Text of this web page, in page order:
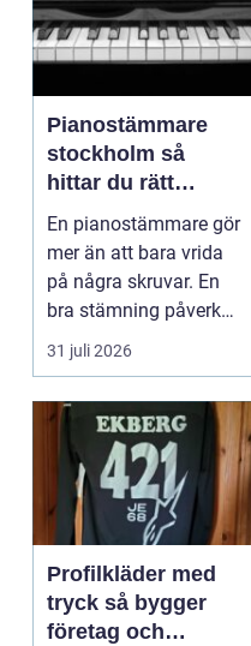
Pianostämmare
stockholm så
hittar du rätt
expert för ditt
piano
En pianostämmare gör
mer än att bara vrida
på några skruvar. En
bra stämning påverkar
hur pianot låt...
31 juli 2026
Profilkläder med
tryck så bygger
företag och